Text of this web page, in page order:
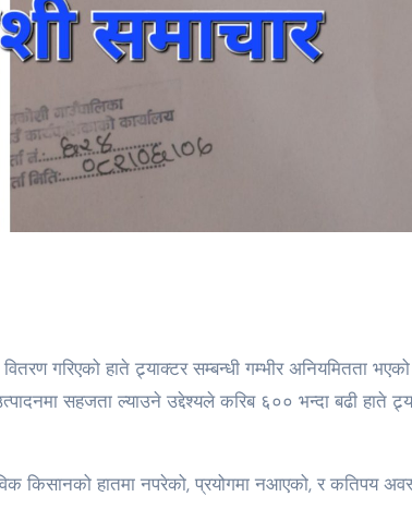
गरिएको हाते ट्र्याक्टर सम्बन्धी गम्भीर अनियमितता भएको
सहजता ल्याउने उद्देश्यले करिब ६०० भन्दा बढी हाते
किसानको हातमा नपरेको, प्रयोगमा नआएको, र कतिपय